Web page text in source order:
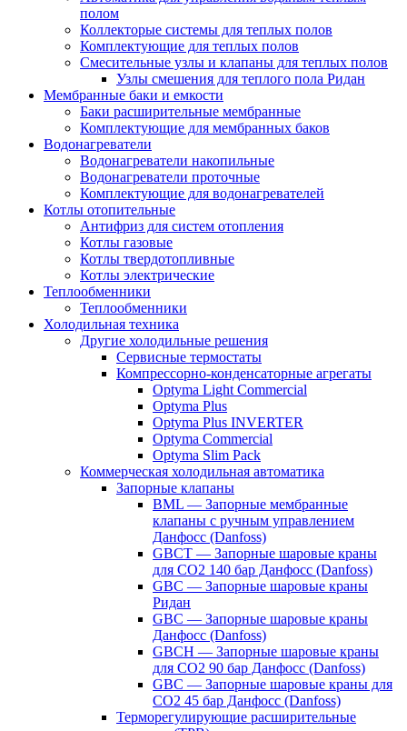
полом
Коллекторые системы для теплых полов
Комплектующие для теплых полов
Смесительные узлы и клапаны для теплых полов
Узлы смешения для теплого пола Ридан
Мембранные баки и емкости
Баки расширительные мембранные
Комплектующие для мембранных баков
Водонагреватели
Водонагреватели накопильные
Водонагреватели проточные
Комплектующие для водонагревателей
Котлы отопительные
Антифриз для систем отопления
Котлы газовые
Котлы твердотопливные
Котлы электрические
Теплообменники
Теплообменники
Холодильная техника
Другие холодильные решения
Сервисные термостаты
Компрессорно-конденсаторные агрегаты
Optyma Light Commercial
Optyma Plus
Optyma Plus INVERTER
Optyma Commercial
Optyma Slim Pack
Коммерческая холодильная автоматика
Запорные клапаны
BML — Запорные мембранные
клапаны с ручным управлением
Данфосс (Danfoss)
GBCT — Запорные шаровые краны
для CO2 140 бар Данфосс (Danfoss)
GBC — Запорные шаровые краны
Ридан
GBC — Запорные шаровые краны
Данфосс (Danfoss)
GBCH — Запорные шаровые краны
для CO2 90 бар Данфосс (Danfoss)
GBC — Запорные шаровые краны для
CO2 45 бар Данфосс (Danfoss)
Терморегулирующие расширительные